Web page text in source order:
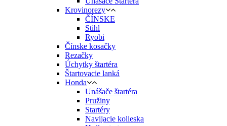
Krovinorezy
ČÍNSKE
Stihl
Ryobi
Čínske kosačky
Rezačky
Úchytky štartéra
Štartovacie lanká
Honda
Unášače štartéra
Pružiny
Startéry
Navijacie kolieska